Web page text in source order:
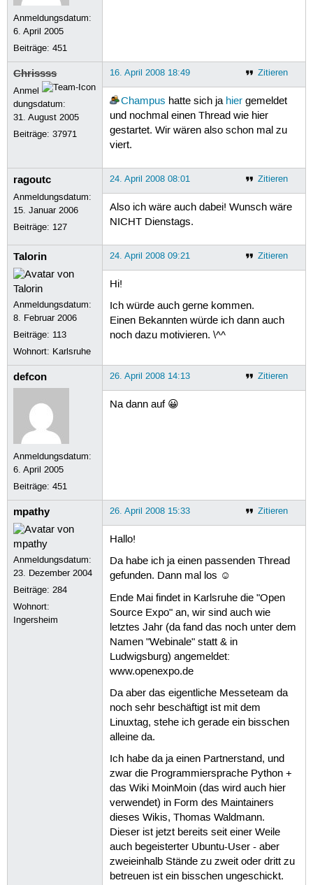
Anmeldungsdatum:
6. April 2005
Beiträge:451
Chrissss
Anmel
dungsdatum:
31. August 2005
Beiträge:37971
Zitieren
16. April 2008 18:49
Champus hatte sich ja hiergemeldet
und nochmal einen Thread wie hier
gestartet. Wir wären also schon mal zu
viert.
ragoutc
Anmeldungsdatum:
15. Januar 2006
Beiträge: 127
Zitieren
24. April 2008 08:01
Also ich wäre auch dabei! Wunsch wäre
NICHT Dienstags.
Talorin
Anmeldungsdatum:
8. Februar 2006
Beiträge: 113
Wohnort: Karlsruhe
Zitieren
24. April 2008 09:21
Hi!
Ich würde auch gerne kommen.
Einen Bekannten würde ich dann auch
noch dazu motivieren. \^^
defcon
Anmeldungsdatum:
6. April 2005
Beiträge:451
Zitieren
26. April 2008 14:13
Na dann auf 😀
mpathy
Anmeldungsdatum:
23. Dezember 2004
Beiträge:284
Wohnort:
Ingersheim
Zitieren
26. April 2008 15:33
Hallo!
Da habe ich ja einen passenden Thread
gefunden. Dann mal los ☺
Ende Mai findet in Karlsruhe die "Open
Source Expo" an, wir sind auch wie
letztes Jahr (da fand das noch unter dem
Namen "Webinale" statt & in
Ludwigsburg) angemeldet:
www.openexpo.de
Da aber das eigentliche Messeteam da
noch sehr beschäftigt ist mit dem
Linuxtag, stehe ich gerade ein bisschen
alleine da.
Ich habe da ja einen Partnerstand, und
zwar die Programmiersprache Python +
das Wiki MoinMoin (das wird auch hier
verwendet) in Form des Maintainers
dieses Wikis, Thomas Waldmann.
Dieser ist jetzt bereits seit einer Weile
auch begeisterter Ubuntu-User - aber
zweieinhalb Stände zu zweit oder dritt zu
betreuen ist ein bisschen ungeschickt.